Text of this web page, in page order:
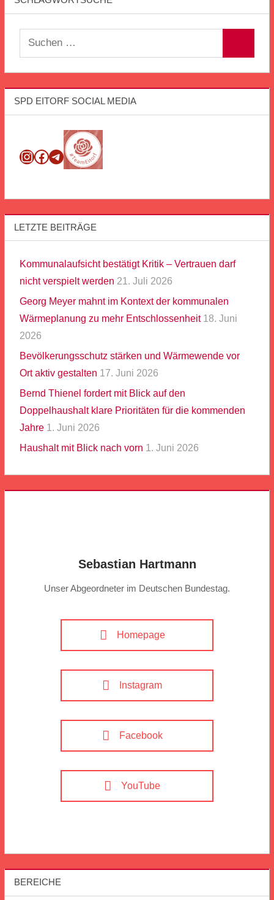
Suchen
SPD EITORF SOCIAL MEDIA
Instagram
Facebook
Telegram
LETZTE BEITRÄGE
Kommunalaufsicht bestätigt Kritik – Vertrauen darf
nicht verspielt werden 21. Juli 2026
Georg Meyer mahnt im Kontext der kommunalen
Wärmeplanung zu mehr Entschlossenheit 18. Juni
2026
Bevölkerungsschutz stärken und Wärmewende vor
Ort aktiv gestalten 17. Juni 2026
Bernd Thienel fordert mit Blick auf den
Doppelhaushalt klare Prioritäten für die kommenden
Jahre 1. Juni 2026
Haushalt mit Blick nach vorn 1. Juni 2026
Sebastian Hartmann
Unser Abgeordneter im Deutschen Bundestag.
Homepage
Instagram
Facebook
YouTube
BEREICHE